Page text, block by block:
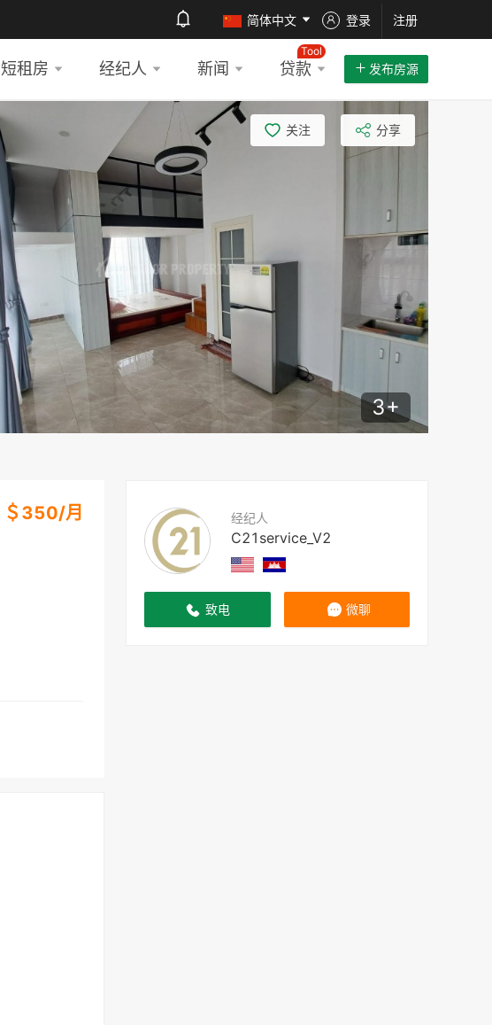
简体中文 登录 注册
短租房 经纪人 新闻 贷款
Tool
发布房源
3+
关注 分享
经纪人
C21service_V2
致电 微聊
＄ 350/月